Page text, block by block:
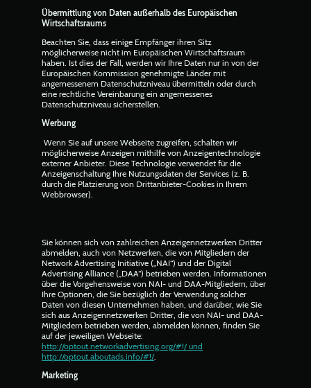
Übermittlung von Daten außerhalb des Europäischen
Wirtschaftsraums
Beachten Sie, dass einige Empfänger ihren Sitz
möglicherweise nicht im Europäischen Wirtschaftsraum
haben. Ist dies der Fall, werden wir Ihre Daten nur in von der
Europäischen Kommission genehmigte Länder mit
angemessenem Datenschutzniveau übermitteln oder durch
eine rechtliche Vereinbarung ein angemessenes
Datenschutzniveau sicherstellen.
Werbung
Wenn Sie auf unsere Webseite zugreifen, schalten wir
möglicherweise Anzeigen mithilfe von Anzeigentechnologie
externer Anbieter. Diese Technologie verwendet für die
Anzeigenschaltung Ihre Nutzungsdaten der Services (z. B.
durch die Platzierung von Drittanbieter-Cookies in Ihrem
Webbrowser).
Sie können sich von zahlreichen Anzeigennetzwerken Dritter
abmelden, auch von Netzwerken, die von Mitgliedern der
Network Advertising Initiative („NAI“) und der Digital
Advertising Alliance („DAA“) betrieben werden. Informationen
über die Vorgehensweise von NAI- und DAA-Mitgliedern, über
Ihre Optionen, die Sie bezüglich der Verwendung solcher
Daten von diesen Unternehmen haben, und darüber, wie Sie
sich aus Anzeigennetzwerken Dritter, die von NAI- und DAA-
Mitgliedern betrieben werden, abmelden können, finden Sie
auf der jeweiligen Webseite:
http://optout.networkadvertising.org/#!/ und
http://optout.aboutads.info/#!/.
Marketing